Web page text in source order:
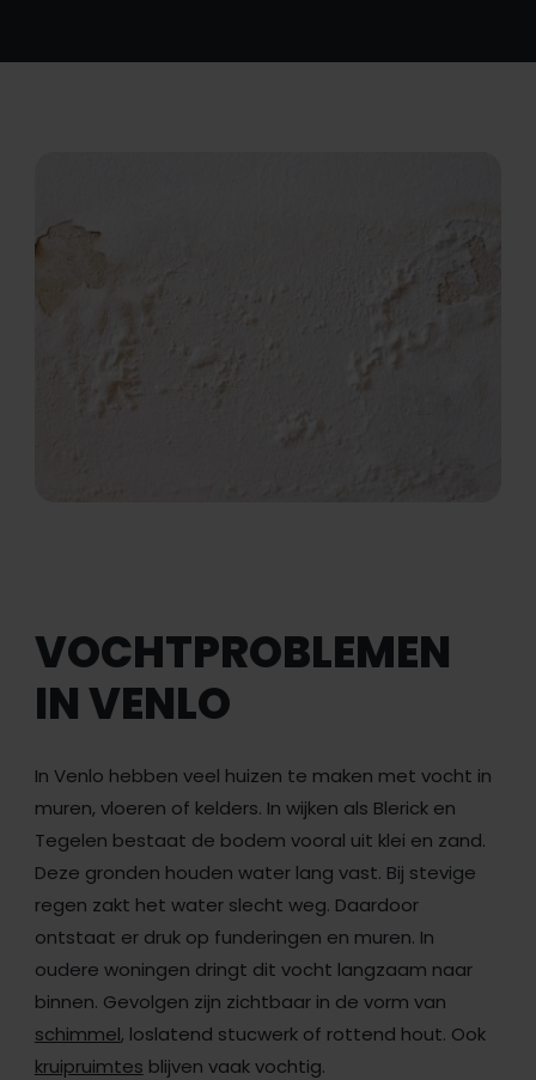
VOCHTPROBLEMEN
IN VENLO
In Venlo hebben veel huizen te maken met vocht in
muren, vloeren of kelders. In wijken als Blerick en
Tegelen bestaat de bodem vooral uit klei en zand.
Deze gronden houden water lang vast. Bij stevige
regen zakt het water slecht weg. Daardoor
ontstaat er druk op funderingen en muren. In
oudere woningen dringt dit vocht langzaam naar
binnen. Gevolgen zijn zichtbaar in de vorm van
schimmel, loslatend stucwerk of rottend hout. Ook
kruipruimtes blijven vaak vochtig.